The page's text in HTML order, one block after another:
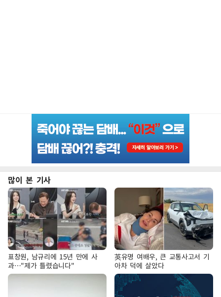
많이 본 기사
표창원, 남규리에 15년 만에 사
과…"제가 틀렸습니다"
英유명 여배우, 큰 교통사고서 기
아차 덕에 살았다